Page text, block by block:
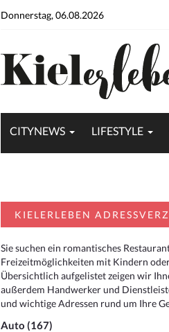
Donnerstag, 06.08.2026
CITYNEWS LIFESTYLE
KIELERLEBEN
Sie suchen ein romantisches
Freizeitmöglichkeiten mit Kindern
Übersichtlich aufgelistet zeigen wir
außerdem Handwerker und
und wichtige Adressen rund um Ihre
Auto (167)